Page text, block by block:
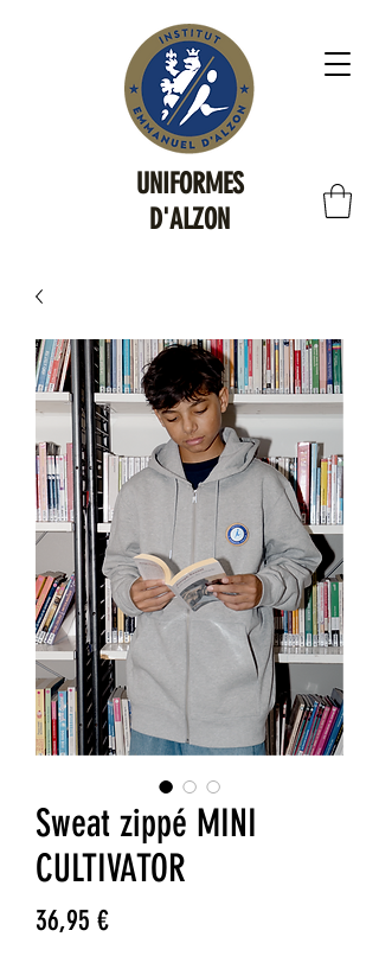
UNIFORMES
D'ALZON
Sweat zippé MINI
CULTIVATOR
36,95 €Prix